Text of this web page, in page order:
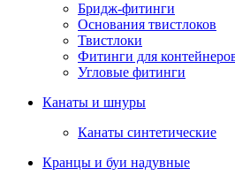
Бридж-фитинги
Основания твистлоков
Твистлоки
Фитинги для
Угловые фитинги
Канаты и шнуры
Канаты синтетические
Кранцы и буи надувные